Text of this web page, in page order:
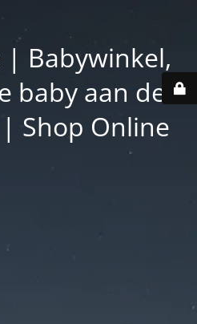
| Babywinkel,
baby aan de
Shop Online